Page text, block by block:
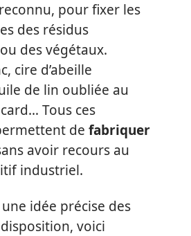
pour fixer les
des résidus
des végétaux.
cire d’abeille
de lin oubliée au
Tous ces
de fabriquer
avoir recours au
industriel.
idée précise des
voici